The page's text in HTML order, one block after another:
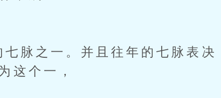
脉之一。并且往年的七脉表决
这个一，